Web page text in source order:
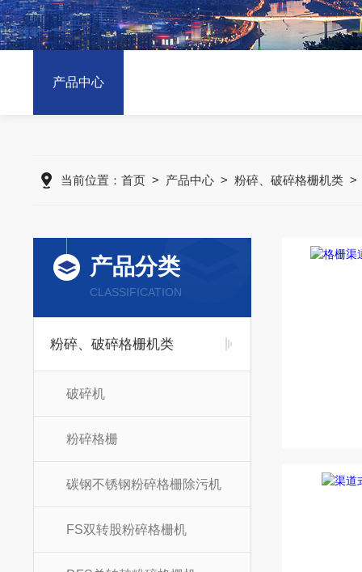
产品中心
当前位置： 首页> 产品中心> 粉碎、破碎格栅机类
产品分类
CLASSIFICATION
粉碎、破碎格栅机类
破碎机
粉碎格栅
碳钢不锈钢粉碎格栅除污机
FS双转股粉碎格栅机